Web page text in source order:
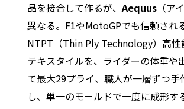
品を接合して作るが、Aequus （ア
異なる。F1やMotoGPでも信頼され
NTPT（Thin Ply Technology）高性
テキスタイルを、ライダーの体重や
て最大29プライ、職人が一層ずつ手
し、単一のモールドで一度に成形す